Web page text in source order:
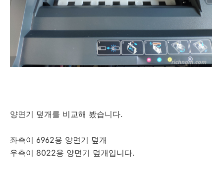
양면기 덮개를 비교해 봤습니다.
좌측이 6962용 양면기 덮개
우측이 8022용 양면기 덮개입니다.